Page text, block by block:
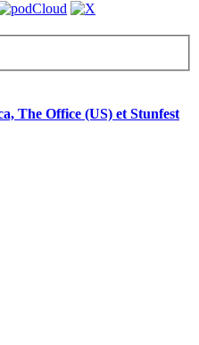
The Office (US) et Stunfest